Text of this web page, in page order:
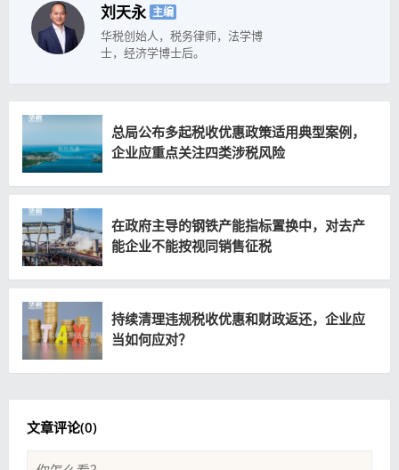
刘天永 主编
华税创始人，税务律师，法学博
士，经济学博士后。
总局公布多起税收优惠政策适用典型案例，
企业应重点关注四类涉税风险
在政府主导的钢铁产能指标置换中，对去产
能企业不能按视同销售征税
持续清理违规税收优惠和财政返还，企业应
当如何应对？
文章评论(0)